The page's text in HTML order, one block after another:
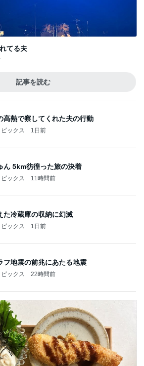
てる夫
記事を読む
高熱で察してくれた夫の行動
ックス 1日前
ん 5km彷徨った旅の決着
ックス 11時間前
た冷蔵庫の収納に幻滅
ックス 1日前
フ地震の前兆にあたる地震
ックス 22時間前